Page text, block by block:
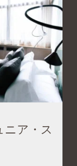
ア・ス